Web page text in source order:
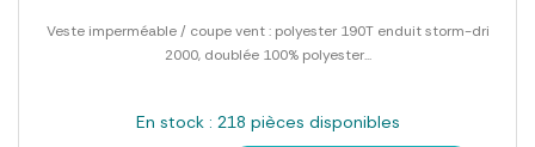
Veste imperméable / coupe vent : polyester 190T enduit storm-dri
2000, doublée 100% polyester...
En stock : 218 pièces disponibles